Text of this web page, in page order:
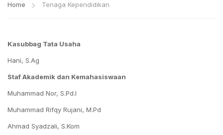
Home Tenaga Kependidikan
Kasubbag Tata Usaha
Hani, S.Ag
Staf Akademik dan Kemahasiswaan
Muhammad Nor, S.Pd.I
Muhammad Rifqy Rujani, M.Pd
Ahmad Syadzali, S.Kom